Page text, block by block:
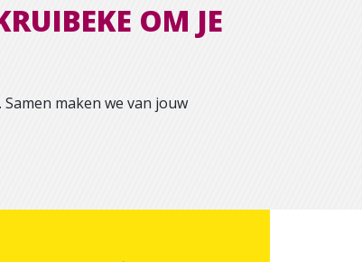
OM JE
maken we van jouw